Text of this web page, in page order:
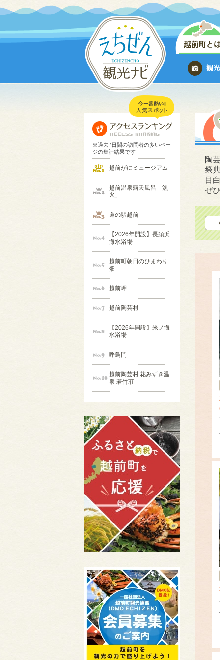
※過去7日間の訪問者の多いペー
ジの集計結果です
越前がにミュージアム
越前温泉露天風呂「漁
火」
道の駅越前
【2026年開設】長須浜
海水浴場
越前町朝日のひまわり
畑
越前岬
越前陶芸村
【2026年開設】米ノ海
水浴場
呼鳥門
越前陶芸村 花みずき温
泉 若竹荘
陶
祭
目
ぜ